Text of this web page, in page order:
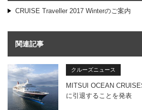
CRUISE Traveller 2017 Winterのご案内
関連記事
クルーズニュース
MITSUI OCEAN
に引退することを発表